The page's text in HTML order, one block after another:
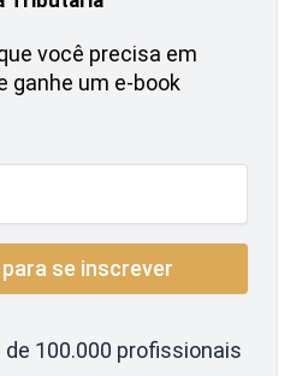
você precisa em
ganhe um e-book
100.000 profissionais